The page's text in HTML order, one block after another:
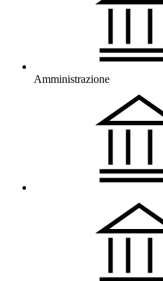
Amministrazione